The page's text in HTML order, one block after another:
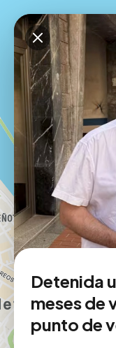
Descarga la app
Detenida
meses de
punto de